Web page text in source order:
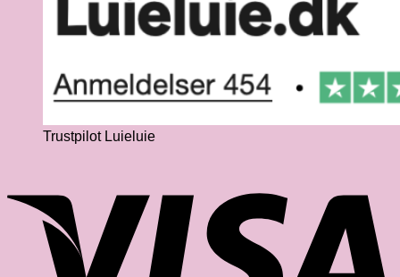
Trustpilot Luieluie